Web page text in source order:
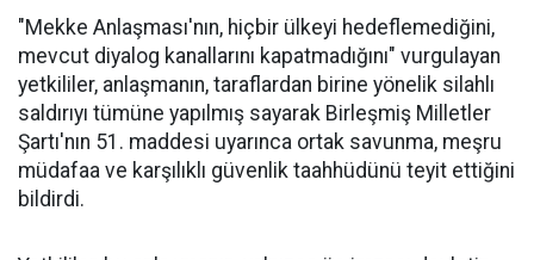
"Mekke Anlaşması'nın, hiçbir ülkeyi hedeflemediğini,
mevcut diyalog kanallarını kapatmadığını" vurgulayan
yetkililer, anlaşmanın, taraflardan birine yönelik silahlı
saldırıyı tümüne yapılmış sayarak Birleşmiş Milletler
Şartı'nın 51. maddesi uyarınca ortak savunma, meşru
müdafaa ve karşılıklı güvenlik taahhüdünü teyit ettiğini
bildirdi.